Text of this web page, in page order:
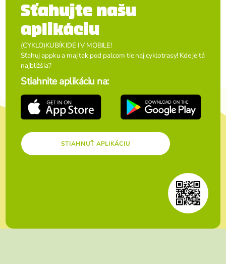
Sťahujte našu
aplikáciu
(CYKLO)KUBÍK IDE I V MOBILE!
Sťahuj appku a maj tak pod palcom tie naj cyklotrasy! Kde je tá
najbližšia?
Stiahnite aplikáciu na:
STIAHNUŤ APLIKÁCIU